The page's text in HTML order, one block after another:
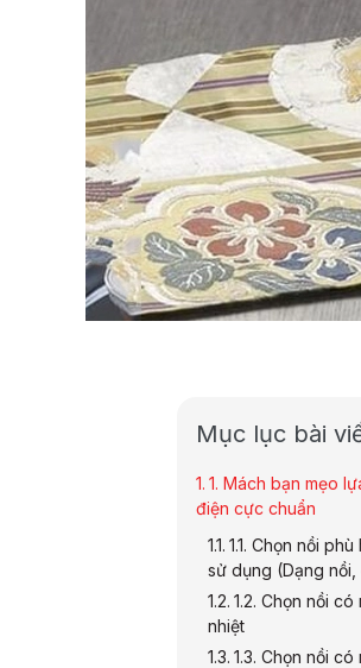
Mục lục bài
1. Mách bạn mẹo
điện cực chuẩn
1.1. Chọn nồi
sử dụng (Dạng
1.2. Chọn nồi có
nhiệt
1.3. Chọn nồi